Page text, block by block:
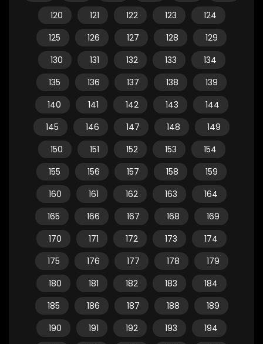
120
121 122 123
124
125
126 127 128
129
130
131 132 133
134
135
136 137 138
139
140
141 142 143
144
145
146 147 148
149
150
151 152 153
154
155
156 157 158
159
160
161 162 163
164
165
166 167 168
169
170
171 172 173
174
175
176 177 178
179
180
181 182 183
184
185
186 187 188
189
190
191 192 193
194